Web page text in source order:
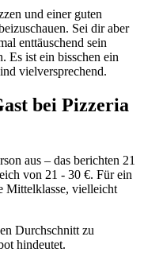
und einer guten
Sei dir aber
enttäuschend sein
Es ist ein bisschen ein
vielversprechend.
bei Pizzeria
aus – das berichten 21
von 21 - 30 €. Für ein
Mittelklasse, vielleicht
Durchschnitt zu
hindeutet.